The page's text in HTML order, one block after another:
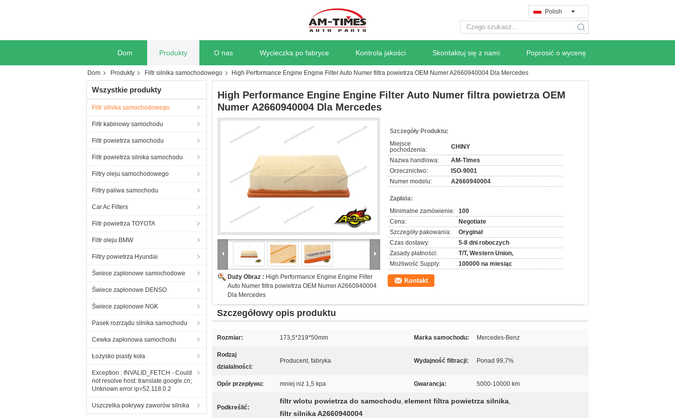
Polish
search
Dom Produkty O nas Wycieczka po fabryce Kontrola jakości Skontaktuj się z nami Poprosić o wycenę
Dom Produkty Filtr silnika samochodowego High Performance Engine Engine Filter Auto Numer filtra powietrza OEM Numer A2660940004 Dla Mercedes
Wszystkie produkty
Filtr silnika samochodowego
Filtr kabinowy samochodu
Filtr powietrza samochodu
Filtr powietrza silnika samochodu
Filtry oleju samochodowego
Filtry paliwa samochodu
Car Ac Filters
Filtr powietrza TOYOTA
Filtr oleju BMW
Filtry powietrza Hyundai
Świece zapłonowe samochodowe
Świece zapłonowe DENSO
Świece zapłonowe NGK
Pasek rozrządu silnika samochodu
Cewka zapłonowa samochodu
Łożysko piasty koła
Exception : INVALID_FETCH - Could
not resolve host: translate.google.cn;
Unknown error ip=52.118.0.2
Uszczelka pokrywy zaworów silnika
High Performance Engine Engine Filter Auto Numer filtra powietrza OEM
Numer A2660940004 Dla Mercedes
Duży Obraz : High Performance Engine Engine Filter
Auto Numer filtra powietrza OEM Numer A2660940004
Dla Mercedes
Szczegóły Produktu:
Miejsce
pochodzenia:
CHINY
Nazwa handlowa:
AM-Times
Orzecznictwo:
ISO-9001
Numer modelu:
A2660940004
Zapłata:
Minimalne zamówienie: 100
Cena:
Negotiate
Szczegóły pakowania:
Oryginał
Czas dostawy:
5-8 dni roboczych
Zasady płatności:
T/T, Western Union,
Możliwość Supply:
100000 na miesiąc
Kontakt
Szczegółowy opis produktu
Rozmiar: 173,5*219*50mm Marka samochodu: Mercedes-Benz
Rodzaj
działalności:
Producent, fabryka Wydajność filtracji: Ponad 99,7%
Opór przepływu: mniej niż 1,5 kpa Gwarancja: 5000-10000 km
Podkreślić:
filtr wlotu powietrza do samochodu, element filtra powietrza silnika,
filtr silnika A2660940004